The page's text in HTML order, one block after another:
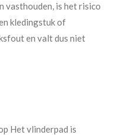
vasthouden, is het risico
kledingstuk of
en valt dus niet
Het vlinderpad is